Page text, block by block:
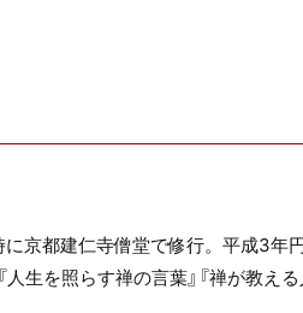
京都建仁寺僧堂で修行。平成3年
を照らす禅の言葉』『禅が教える